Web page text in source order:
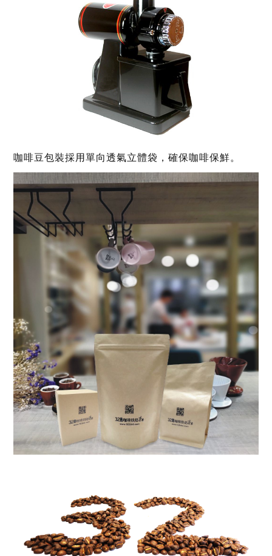
咖啡豆包裝採用單向透氣立體袋，確保咖啡保鮮。